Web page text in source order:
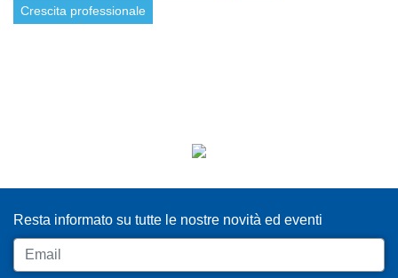
Crescita professionale
Resta informato su tutte le nostre novità ed eventi
Email